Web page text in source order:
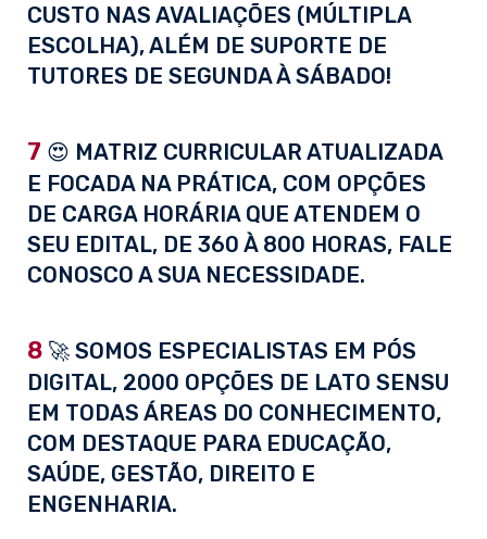
CUSTO NAS AVALIAÇÕES (MÚLTIPLA
ESCOLHA), ALÉM DE SUPORTE DE
TUTORES DE SEGUNDA À SÁBADO!
7 😍 MATRIZ CURRICULAR ATUALIZADA
E FOCADA NA PRÁTICA, COM OPÇÕES
DE CARGA HORÁRIA QUE ATENDEM O
SEU EDITAL, DE 360 À 800 HORAS, FALE
CONOSCO A SUA NECESSIDADE.
8 🚀 SOMOS ESPECIALISTAS EM PÓS
DIGITAL, 2000 OPÇÕES DE LATO SENSU
EM TODAS ÁREAS DO CONHECIMENTO,
COM DESTAQUE PARA EDUCAÇÃO,
SAÚDE, GESTÃO, DIREITO E
ENGENHARIA.